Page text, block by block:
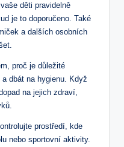
děti pravidelně
je to doporučeno. Také
a dalších osobních
proč je důležité
dbát na hygienu. Když
na jejich zdraví,
prostředí, kde
nebo sportovní aktivity.